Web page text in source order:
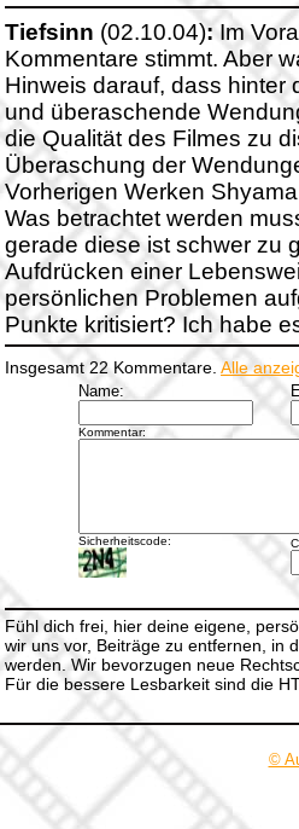
Tiefsinn (02.10.04): Im
Kommentare stimmt. Aber
Hinweis darauf, dass hinter
und überaschende
die Qualität des Filmes zu
Überaschung der
Vorherigen Werken
Was betrachtet werden
gerade diese ist schwer zu
Aufdrücken einer
persönlichen Problemen
Punkte kritisiert? Ich habe
Insgesamt 22 Kommentare. Alle
Name:
Kommentar:
Sicherheitscode:
Fühl dich frei, hier deine eigene,
wir uns vor, Beiträge zu entfernen, in
werden. Wir bevorzugen neue
Für die bessere Lesbarkeit sind die
©